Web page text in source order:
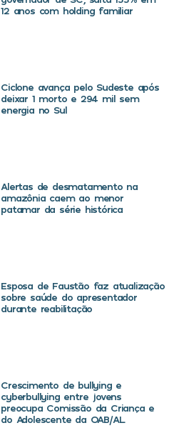
12 anos com holding familiar
Ciclone avança pelo Sudeste após
deixar 1 morto e 294 mil sem
energia no Sul
Alertas de desmatamento na
amazônia caem ao menor
patamar da série histórica
Esposa de Faustão faz atualização
sobre saúde do apresentador
durante reabilitação
Crescimento de bullying e
cyberbullying entre jovens
preocupa Comissão da Criança e
do Adolescente da OAB/AL